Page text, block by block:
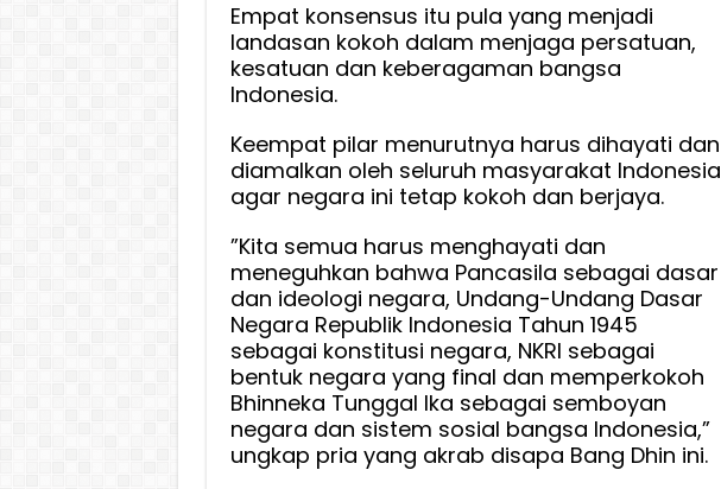
Empat konsensus itu pula yang menjadi
landasan kokoh dalam menjaga persatuan,
kesatuan dan keberagaman bangsa
Indonesia.
Keempat pilar menurutnya harus dihayati dan
diamalkan oleh seluruh masyarakat Indonesia
agar negara ini tetap kokoh dan berjaya.
”Kita semua harus menghayati dan
meneguhkan bahwa Pancasila sebagai dasar
dan ideologi negara, Undang-Undang Dasar
Negara Republik Indonesia Tahun 1945
sebagai konstitusi negara, NKRI sebagai
bentuk negara yang final dan memperkokoh
Bhinneka Tunggal Ika sebagai semboyan
negara dan sistem sosial bangsa Indonesia,”
ungkap pria yang akrab disapa Bang Dhin ini.